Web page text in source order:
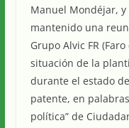
Manuel Mondéjar, y
mantenido una
Grupo Alvic FR
situación de la
durante el estado
patente, en
política” de